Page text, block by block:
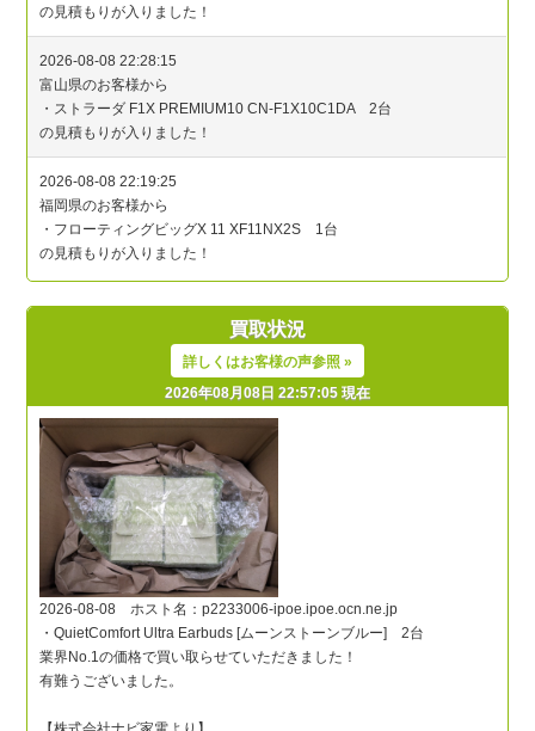
買取状況
詳しくはお客様の声参照 »
2026年08月08日 22:57:05 現在